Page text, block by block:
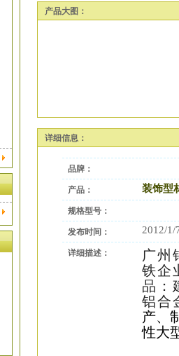
产品大图：
详细信息：
品牌：
产品： 装饰型
规格型号：
发布时间： 2012/1/
详细描述：
广州
铁企
品：
铝合
产、
性大